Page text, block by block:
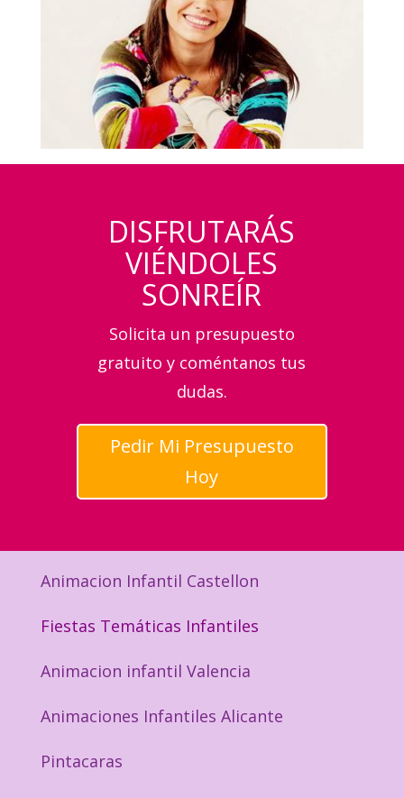
DISFRUTARÁS
VIÉNDOLES
SONREÍR
Solicita un presupuesto
gratuito y coméntanos tus
dudas.
Pedir Mi Presupuesto
Hoy
Animacion Infantil Castellon
Fiestas Temáticas Infantiles
Animacion infantil Valencia
Animaciones Infantiles Alicante
Pintacaras